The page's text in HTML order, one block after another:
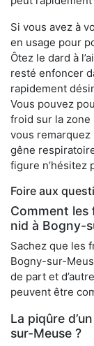
Si vous avez à
en usage pour
Ôtez le dard à
resté enfoncer
rapidement
Vous pouvez
froid sur la
vous
gêne
figure n’hésitez
Foire aux
Comment les
nid à Bogny-
Sachez que les
Bogny-sur-
de part et
peuvent être
La piqûre
sur-Meuse ?